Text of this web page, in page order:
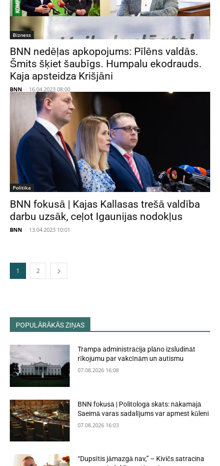
Bizness
BNN nedēļas apkopojums: Pīlēns valdās.
Šmits šķiet šaubīgs. Humpalu ekodrauds.
Kaja apsteidza Krišjāni
BNN - 16.04.2023 08:00
Politika
BNN fokusā | Kajas Kallasas trešā valdība
darbu uzsāk, ceļot Igaunijas nodokļus
BNN - 13.04.2023 10:01
1 2
POPULĀRĀKĀS ZIŅAS
Trampa administrācija plāno izsludināt
rīkojumu par vakcīnām un autismu
07.08.2026 16:08
BNN fokusā | Politologa skats: nākamajā
Saeimā varas sadalījums var apmest kūleni
07.08.2026 16:03
“Dupsītis jāmazgā nav,” – Kivičs satracina